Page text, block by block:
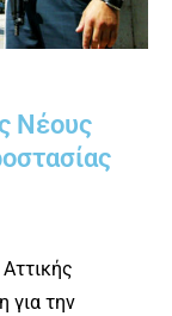
Νέους
για την